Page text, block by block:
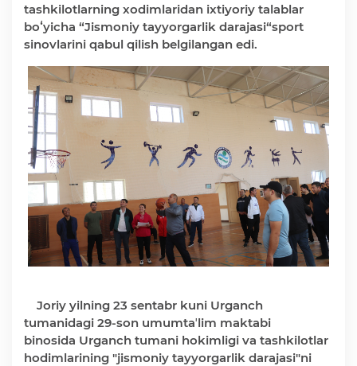
Murojaat uchun
Korrupsiyaga qarshi kurashish bo'yicha idoraviy
hujjatlar
Korrupsiyaga qarshi kurashish bo'yicha amalga
oshirayotgan ishlar
Ochiq ma'lumotlar
«Elektron hukumat» tizimi
«Ochiq ma'lumotlar» PF-6247 bo'yicha
tashkilotlarning xodimlaridan ixtiyoriy talablar
boʻyicha “Jismoniy tayyorgarlik darajasi“sport
sinovlarini qabul qilish belgilangan edi.
Joriy yilning 23 sentabr kuni Urganch
tumanidagi 29-son umumtaʼlim maktabi
binosida Urganch tumani hokimligi va tashkilotlar
hodimlarining "jismoniy tayyorgarlik darajasi"ni